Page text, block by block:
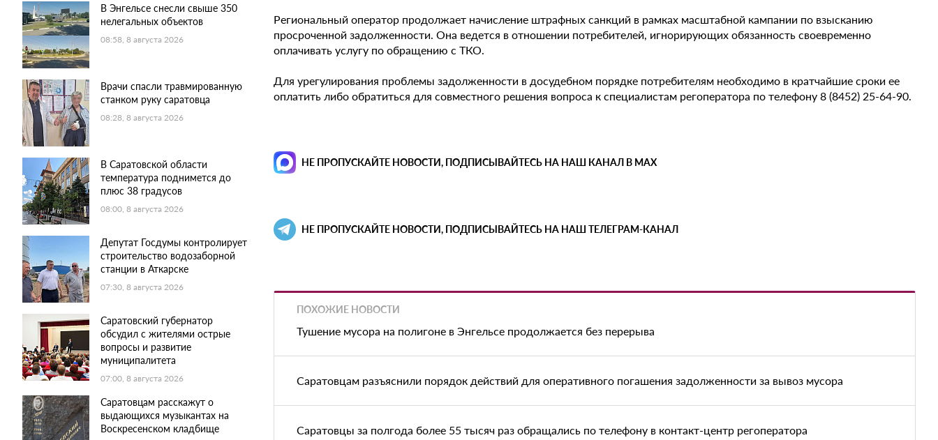
В Энгельсе снесли свыше 350
нелегальных объектов
08:58, 8 августа 2026
Врачи спасли травмированную
станком руку саратовца
08:28, 8 августа 2026
В Саратовской области
температура поднимется до
плюс 38 градусов
08:00, 8 августа 2026
Депутат Госдумы контролирует
строительство водозаборной
станции в Аткарске
07:30, 8 августа 2026
Саратовский губернатор
обсудил с жителями острые
вопросы и развитие
муниципалитета
07:00, 8 августа 2026
Саратовцам расскажут о
выдающихся музыкантах на
Воскресенском кладбище
Региональный оператор продолжает начисление штрафных санкций в рамках масштабной кампании по взысканию
просроченной задолженности. Она ведется в отношении потребителей, игнорирующих обязанность своевременно
оплачивать услугу по обращению с ТКО.
Для урегулирования проблемы задолженности в досудебном порядке потребителям необходимо в кратчайшие сроки ее
оплатить либо обратиться для совместного решения вопроса к специалистам регоператора по телефону 8 (8452) 25-64-90.
НЕ ПРОПУСКАЙТЕ НОВОСТИ, ПОДПИСЫВАЙТЕСЬ НА НАШ КАНАЛ В MAX
НЕ ПРОПУСКАЙТЕ НОВОСТИ, ПОДПИСЫВАЙТЕСЬ НА НАШ ТЕЛЕГРАМ-КАНАЛ
ПОХОЖИЕ НОВОСТИ
Тушение мусора на полигоне в Энгельсе продолжается без перерыва
Саратовцам разъяснили порядок действий для оперативного погашения задолженности за вывоз мусора
Саратовцы за полгода более 55 тысяч раз обращались по телефону в контакт-центр регоператора